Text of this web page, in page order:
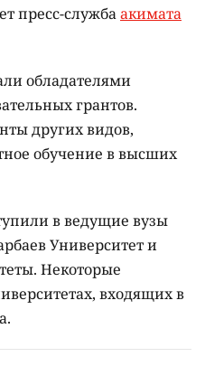
пресс-службаакимата
обладателями
грантов.
других видов,
обучение в высших
в ведущие вузы
Университет и
Некоторые
входящих в